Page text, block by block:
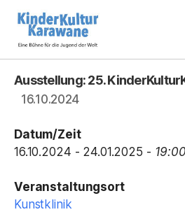
-
Bühne
die
Ausstellung: 25.
16.10.2024
Datum/Zeit
16.10.2024 - 24.01.2025 - 19:00
Veranstaltungsort
Kunstklinik